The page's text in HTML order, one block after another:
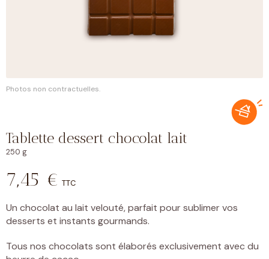
Photos non contractuelles.
Tablette dessert chocolat lait
250 g
7,45 € TTC
Un chocolat au lait velouté, parfait pour sublimer vos
desserts et instants gourmands.
Tous nos chocolats sont élaborés exclusivement avec du